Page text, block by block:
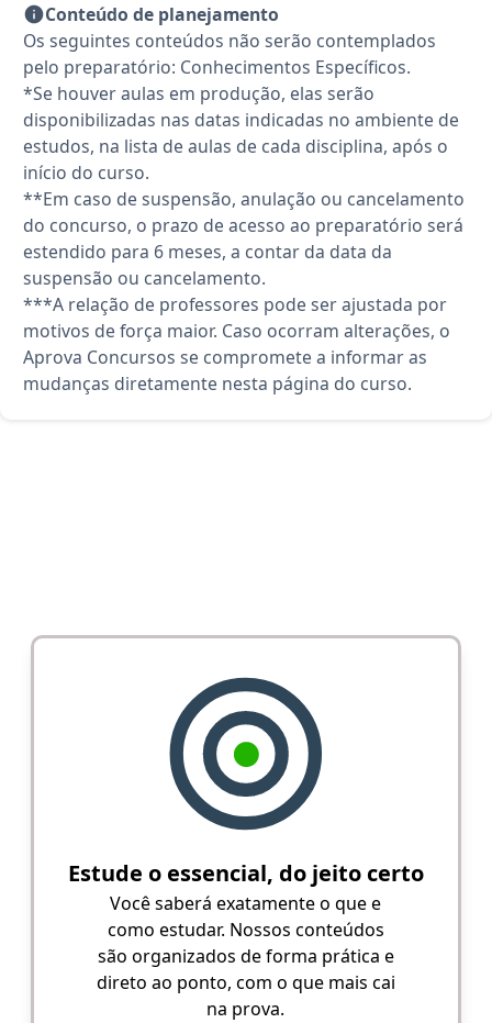
Conteúdo de planejamento
Os seguintes conteúdos não serão contemplados
pelo preparatório: Conhecimentos Específicos.
*Se houver aulas em produção, elas serão
disponibilizadas nas datas indicadas no ambiente de
estudos, na lista de aulas de cada disciplina, após o
início do curso.
**Em caso de suspensão, anulação ou cancelamento
do concurso, o prazo de acesso ao preparatório será
estendido para 6 meses, a contar da data da
suspensão ou cancelamento.
***A relação de professores pode ser ajustada por
motivos de força maior. Caso ocorram alterações, o
Aprova Concursos se compromete a informar as
mudanças diretamente nesta página do curso.
Estude o essencial, do jeito certo
Você saberá exatamente o que e
como estudar. Nossos conteúdos
são organizados de forma prática e
direto ao ponto, com o que mais cai
na prova.